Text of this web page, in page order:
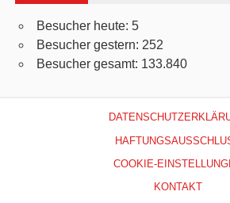
Besucher heute: 5
Besucher gestern: 252
Besucher gesamt: 133.840
COOKIE-
KONTAKT